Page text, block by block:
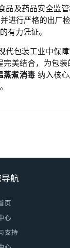
品及药品安全监
进行严格的出厂
有力凭证。
代包装工业中保
美结合，为包
蒸煮消毒 纳入核
航
页
心
支持